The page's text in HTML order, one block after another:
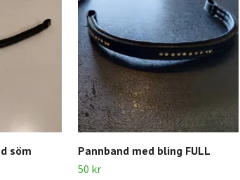
söm
Pannband med bling FULL
50 kr